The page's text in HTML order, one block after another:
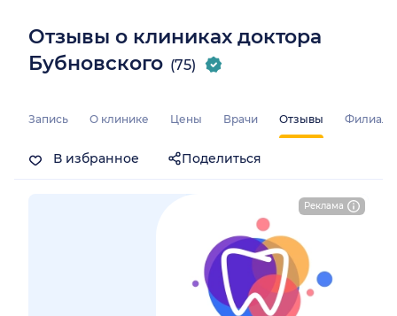
Реклама
Отзывы о клиниках доктора
Бубновского (75)
Запись О клинике Цены Врачи Отзывы Филиалы
В избранное Поделиться